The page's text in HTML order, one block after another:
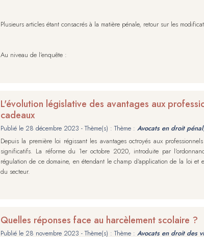
Plusieurs articles étant consacrés à la matière pénale, retour sur les
Au niveau de l’enquête :
L'évolution législative des avantages aux
cadeaux
Publié le 28 décembre 2023 - Thème(s) : Thème : Avocats en droit pénal
Depuis la première loi régissant les avantages octroyés aux
significatifs. La réforme du 1er octobre 2020, introduite par
régulation de ce domaine, en étendant le champ d'application de la loi et
du secteur.
Quelles réponses face au harcèlement scolaire ?
Publié le 28 novembre 2023 - Thème(s) : Thème : Avocats en droit des